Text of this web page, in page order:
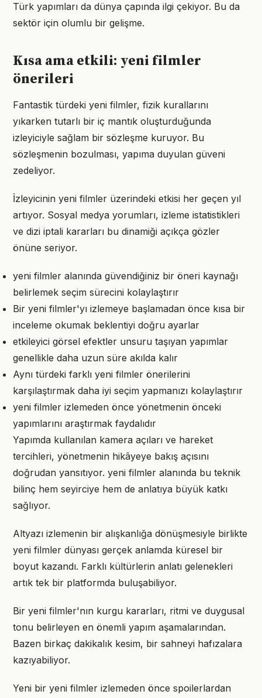
Türk yapımları da dünya çapında ilgi çekiyor. Bu da
sektör için olumlu bir gelişme.
Kısa ama etkili: yeni filmler
önerileri
Fantastik türdeki yeni filmler, fizik kurallarını
yıkarken tutarlı bir iç mantık oluşturduğunda
izleyiciyle sağlam bir sözleşme kuruyor. Bu
sözleşmenin bozulması, yapıma duyulan güveni
zedeliyor.
İzleyicinin yeni filmler üzerindeki etkisi her geçen yıl
artıyor. Sosyal medya yorumları, izleme istatistikleri
ve dizi iptali kararları bu dinamiği açıkça gözler
önüne seriyor.
yeni filmler alanında güvendiğiniz bir öneri kaynağı
belirlemek seçim sürecini kolaylaştırır
Bir yeni filmler'yı izlemeye başlamadan önce kısa bir
inceleme okumak beklentiyi doğru ayarlar
etkileyici görsel efektler unsuru taşıyan yapımlar
genellikle daha uzun süre akılda kalır
Aynı türdeki farklı yeni filmler önerilerini
karşılaştırmak daha iyi seçim yapmanızı kolaylaştırır
yeni filmler izlemeden önce yönetmenin önceki
yapımlarını araştırmak faydalıdır
Yapımda kullanılan kamera açıları ve hareket
tercihleri, yönetmenin hikâyeye bakış açısını
doğrudan yansıtıyor. yeni filmler alanında bu teknik
bilinç hem seyirciye hem de anlatıya büyük katkı
sağlıyor.
Altyazı izlemenin bir alışkanlığa dönüşmesiyle birlikte
yeni filmler dünyası gerçek anlamda küresel bir
boyut kazandı. Farklı kültürlerin anlatı gelenekleri
artık tek bir platformda buluşabiliyor.
Bir yeni filmler'nın kurgu kararları, ritmi ve duygusal
tonu belirleyen en önemli yapım aşamalarından.
Bazen birkaç dakikalık kesim, bir sahneyi hafızalara
kazıyabiliyor.
Yeni bir yeni filmler izlemeden önce spoilerlardan